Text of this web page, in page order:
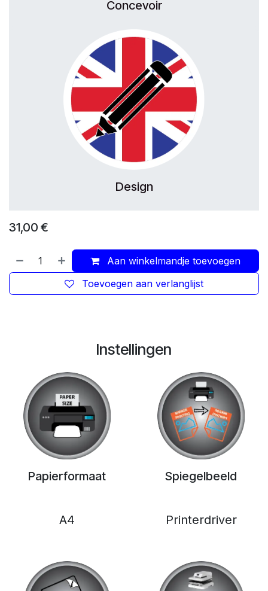
Concevoir
Design
31,00 €
Aan winkelmandje toevoegen
Toevoegen aan verlanglijst
Instellingen
Papierformaat
A4
Spiegelbeeld
Printerdriver